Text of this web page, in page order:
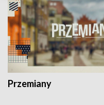
Przemiany